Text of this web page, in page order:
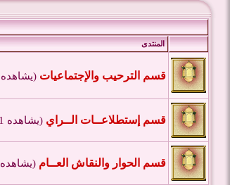
المنتدى
قسم الترحيب والإجتماعيات (يشاهده 19 زائر)
قسم إستطلاعــات الــراي (يشاهده 1 زائر)
قسم الحوار والنقاش العــام (يشاهده 16 زائر)